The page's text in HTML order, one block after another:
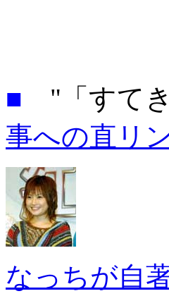
■ "「すて
事への直リ
なっちが自